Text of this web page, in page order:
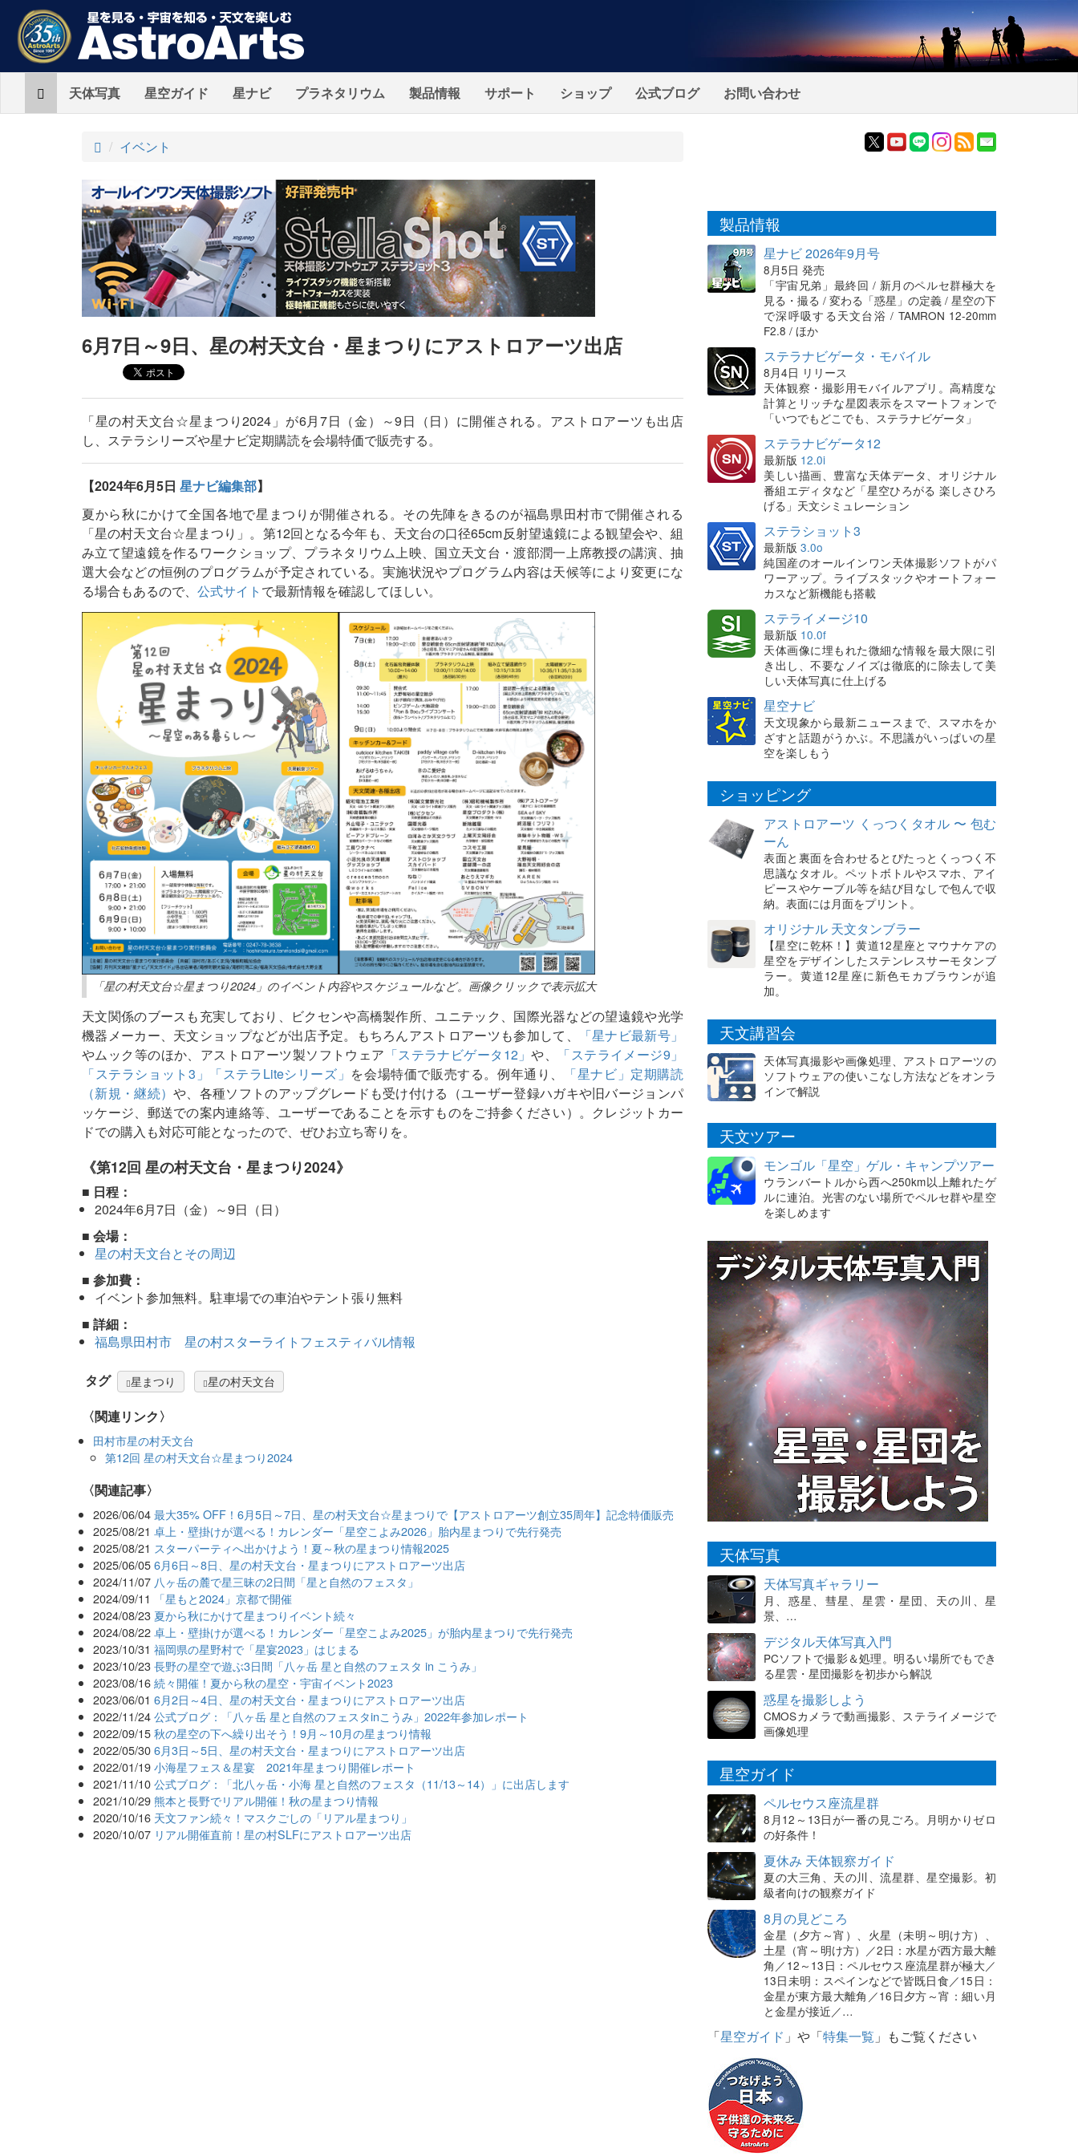
Home天体写真 星空ガイド 星ナビ プラネタリウム 製品情報 サポート ショップ 公式ブログ お問い合わせ
ト イベント
6月7日～9日、星の村天文台・星まつりにアストロアーツ出店
「星の村天文台☆星まつり2024」が6月7日（金）～9日（日）に開催される。アストロアーツも出店
し、ステラシリーズや星ナビ定期購読を会場特価で販売する。
【2024年6月5日 星ナビ編集部】
夏から秋にかけて全国各地で星まつりが開催される。その先陣をきるのが福島県田村市で開催される
「星の村天文台☆星まつり」。第12回となる今年も、天文台の口径65cm反射望遠鏡による観望会や、組
み立て望遠鏡を作るワークショップ、プラネタリウム上映、国立天文台・渡部潤一上席教授の講演、抽
選大会などの恒例のプログラムが予定されている。実施状況やプログラム内容は天候等により変更にな
る場合もあるので、 公式サイト で最新情報を確認してほしい。
「星の村天文台☆星まつり2024」のイベント内容やスケジュールなど。画像クリックで表示拡大
天文関係のブースも充実しており、ビクセンや高橋製作所、ユニテック、国際光器などの望遠鏡や光学
機器メーカー、天文ショップなどが出店予定。もちろんアストロアーツも参加して、
「星ナビ最新号」
やムック等のほか、アストロアーツ製ソフトウェア 「ステラナビゲータ12」や、
「ステライメージ9」
「ステラショット3」
「ステラLiteシリーズ」 を会場特価で販売する。例年通り、
「星ナビ」定期購読
（新規・継続）や、各種ソフトのアップグレードも受け付ける（ユーザー登録ハガキや旧バージョンパ
ッケージ、郵送での案内連絡等、ユーザーであることを示すものをご持参ください）。クレジットカー
ドでの購入も対応可能となったので、ぜひお立ち寄りを。
《第12回 星の村天文台・星まつり2024》
■ 日程：
2024年6月7日（金）～9日（日）
■ 会場：
星の村天文台とその周辺
■ 参加費：
イベント参加無料。駐車場での車泊やテント張り無料
■ 詳細：
福島県田村市 星の村スターライトフェスティバル情報
タグ 星まつり 星の村天文台
〈関連リンク〉
田村市星の村天文台
第12回 星の村天文台☆星まつり2024
関連記事
2026/06/04 最大35% OFF！6月5日～7日、星の村天文台☆星まつりで【アストロアーツ創立35周年】記念特価販売
2025/08/21 卓上・壁掛けが選べる！カレンダー「星空こよみ2026」胎内星まつりで先行発売
2025/08/21 スターパーティへ出かけよう！夏～秋の星まつり情報2025
2025/06/05 6月6日～8日、星の村天文台・星まつりにアストロアーツ出店
2024/11/07 八ヶ岳の麓で星三昧の2日間「星と自然のフェスタ」
2024/09/11
「星もと2024」京都で開催
2024/08/23 夏から秋にかけて星まつりイベント続々
2024/08/22 卓上・壁掛けが選べる！カレンダー「星空こよみ2025」が胎内星まつりで先行発売
2023/10/31 福岡県の星野村で「星宴2023」はじまる
2023/10/23 長野の星空で遊ぶ3日間「八ヶ岳 星と自然のフェスタ in こうみ」
2023/08/16 続々開催！夏から秋の星空・宇宙イベント2023
2023/06/01 6月2日～4日、星の村天文台・星まつりにアストロアーツ出店
2022/11/24 公式ブログ：「八ヶ岳 星と自然のフェスタinこうみ」2022年参加レポート
2022/09/15 秋の星空の下へ繰り出そう！9月～10月の星まつり情報
2022/05/30 6月3日～5日、星の村天文台・星まつりにアストロアーツ出店
2022/01/19 小海星フェス＆星宴 2021年星まつり開催レポート
2021/11/10 公式ブログ：「北八ヶ岳・小海 星と自然のフェスタ（11/13～14）」に出店します
2021/10/29 熊本と長野でリアル開催！秋の星まつり情報
2020/10/16 天文ファン続々！マスクごしの「リアル星まつり」
2020/10/07 リアル開催直前！星の村SLFにアストロアーツ出店
製品情報
星ナビ 2026年9月号
8月5日 発売
「宇宙兄弟」最終回 / 新月のペルセ群極大を
見る・撮る / 変わる「惑星」の定義 / 星空の下
で深呼吸する天文台浴 / TAMRON 12-20mm
F2.8 / ほか
ステラナビゲータ・モバイル
8月4日 リリース
天体観察・撮影用モバイルアプリ。高精度な
計算とリッチな星図表示をスマートフォンで
「いつでもどこでも、ステラナビゲータ」
ステラナビゲータ12
最新版 12.0i
美しい描画、豊富な天体データ、オリジナル
番組エディタなど「星空ひろがる 楽しさひろ
げる」天文シミュレーション
ステラショット3
最新版 3.0o
純国産のオールインワン天体撮影ソフトがパ
ワーアップ。ライブスタックやオートフォー
カスなど新機能も搭載
ステライメージ10
最新版 10.0f
天体画像に埋もれた微細な情報を最大限に引
き出し、不要なノイズは徹底的に除去して美
しい天体写真に仕上げる
星空ナビ
天文現象から最新ニュースまで、スマホをか
ざすと話題がうかぶ。不思議がいっぱいの星
空を楽しもう
ショッピング
アストロアーツ くっつくタオル 〜 包む
ーん
表面と裏面を合わせるとぴたっとくっつく不
思議なタオル。ペットボトルやスマホ、アイ
ピースやケーブル等を結び目なしで包んで収
納。表面には月面をプリント。
オリジナル 天文タンブラー
【星空に乾杯！】黄道12星座とマウナケアの
星空をデザインしたステンレスサーモタンブ
ラー。黄道12星座に新色モカブラウンが追
加。
天文講習会
天体写真撮影や画像処理、アストロアーツの
ソフトウェアの使いこなし方法などをオンラ
インで解説
天文ツアー
モンゴル「星空」ゲル・キャンプツアー
ウランバートルから西へ250km以上離れたゲ
ルに連泊。光害のない場所でペルセ群や星空
を楽しめます
天体写真
天体写真ギャラリー
月、惑星、彗星、星雲・星団、天の川、星
景、…
デジタル天体写真入門
PCソフトで撮影＆処理。明るい場所でもでき
る星雲・星団撮影を初歩から解説
惑星を撮影しよう
CMOSカメラで動画撮影、ステライメージで
画像処理
星空ガイド
ペルセウス座流星群
8月12～13日が一番の見ごろ。月明かりゼロ
の好条件！
夏休み 天体観察ガイド
夏の大三角、天の川、流星群、星空撮影。初
級者向けの観察ガイド
8月の見どころ
金星（夕方～宵）、火星（未明～明け方）、
土星（宵～明け方）／2日：水星が西方最大離
角／12～13日：ペルセウス座流星群が極大／
13日未明：スペインなどで皆既日食／15日：
金星が東方最大離角／16日夕方～宵：細い月
と金星が接近／…
「星空ガイド 」や「特集一覧 」もご覧ください